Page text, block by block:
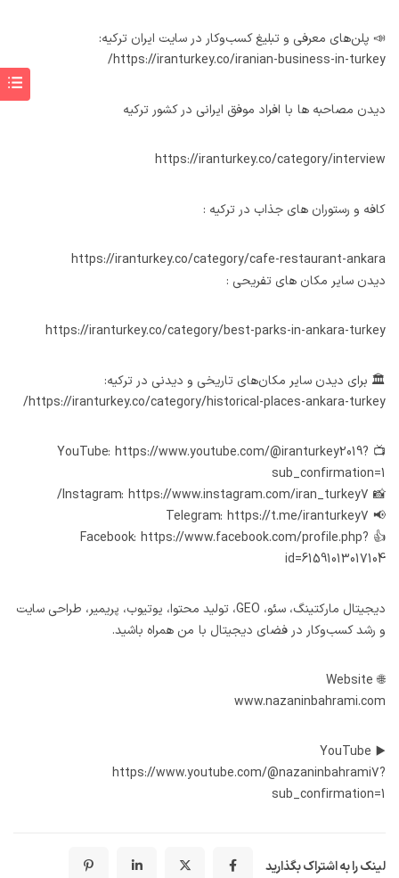
📣 پلن‌های معرفی و تبلیغ کسب‌وکار در سایت ایران ترکیه:
https://iranturkey.co/iranian-business-in-turkey/
دیدن مصاحبه ها با افراد موفق ایرانی در کشور ترکیه
https://iranturkey.co/category/interview
کافه و رستوران های جذاب در ترکیه :
https://iranturkey.co/category/cafe-restaurant-ankara
دیدن سایر مکان های تفریحی :
https://iranturkey.co/category/best-parks-in-ankara-turkey
🏛️ برای دیدن سایر مکان‌های تاریخی و دیدنی در ترکیه:
https://iranturkey.co/category/historical-places-ankara-turkey/
📺 YouTube: https://www.youtube.com/@iranturkey2019?
sub_confirmation=1
📸 Instagram:
https://www.instagram.com/iran_turkey7/
📢 Telegram:
https://t.me/iranturkey7
👍 Facebook: https://www.facebook.com/profile.php?
id=61591013017104
دیجیتال مارکتینگ، سئو، GEO، تولید محتوا، یوتیوب، پریمیر، طراحی سایت
و رشد کسب‌وکار در فضای دیجیتال با من همراه باشید.
🌐 Website
www.nazaninbahrami.com
▶️ YouTube
https://www.youtube.com/@nazaninbahrami7?
sub_confirmation=1
لینک را به اشتراک بگذارید